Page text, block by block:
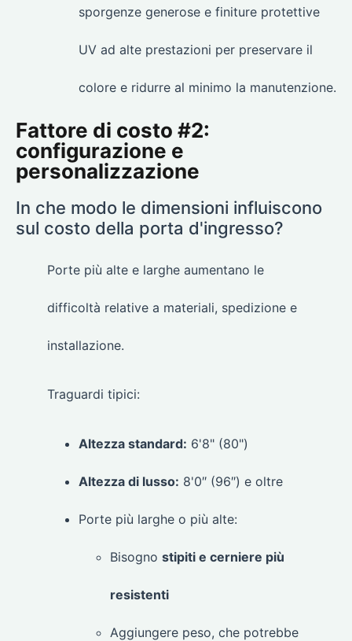
sporgenze generose e finiture protettive
UV ad alte prestazioni per preservare il
colore e ridurre al minimo la manutenzione.
Fattore di costo #2:
configurazione e
personalizzazione
In che modo le dimensioni influiscono
sul costo della porta d'ingresso?
Porte più alte e larghe aumentano le
difficoltà relative a materiali, spedizione e
installazione.
Traguardi tipici:
Altezza standard: 6'8" (80")
Altezza di lusso: 8'0″ (96″) e oltre
Porte più larghe o più alte:
Bisogno stipiti e cerniere più
resistenti
Aggiungere peso, che potrebbe